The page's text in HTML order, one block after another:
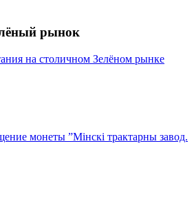
рынок
на столичном Зелёном рынке
монеты ”Мінскі трактарны завод.